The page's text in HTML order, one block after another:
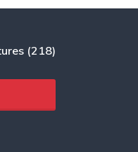
(218)